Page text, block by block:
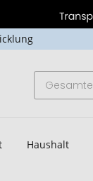
Haushalt